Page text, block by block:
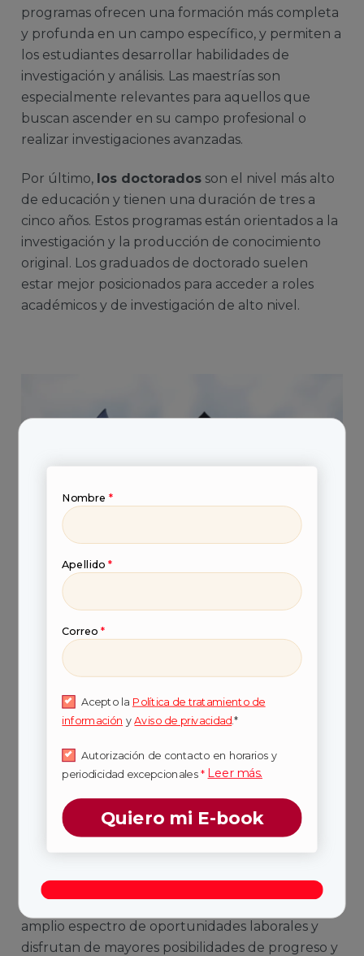
programas ofrecen una formación más completa
y profunda en un campo específico, y permiten a
los estudiantes desarrollar habilidades de
investigación y análisis. Las maestrías son
especialmente relevantes para aquellos que
buscan ascender en su campo profesional o
realizar investigaciones avanzadas.
Por último, los doctorados son el nivel más alto
de educación y tienen una duración de tres a
cinco años. Estos programas están orientados a la
investigación y la producción de conocimiento
original. Los graduados de doctorado suelen
estar mejor posicionados para acceder a roles
académicos y de investigación de alto nivel.
Ventajas de tener un
nivel educativo
profesional y
especializado
Tener una formación académica más
el ámbito laboral.Quienes poseen niveles
amplio espectro de oportunidades laborales y
disfrutan de mayores posibilidades de progreso y
Nombre *
Apellido *
Correo *
Acepto la Política de tratamiento de
información yAviso de privacidad.*
Autorización de contacto en horarios y
periodicidad excepcionales * Leer más.
Quiero mi E-book